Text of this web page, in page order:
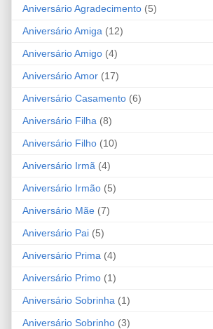
Aniversário Agradecimento (5)
Aniversário Amiga (12)
Aniversário Amigo (4)
Aniversário Amor (17)
Aniversário Casamento (6)
Aniversário Filha (8)
Aniversário Filho (10)
Aniversário Irmã (4)
Aniversário Irmão (5)
Aniversário Mãe (7)
Aniversário Pai (5)
Aniversário Prima (4)
Aniversário Primo (1)
Aniversário Sobrinha (1)
Aniversário Sobrinho (3)